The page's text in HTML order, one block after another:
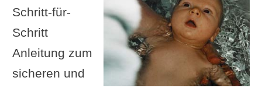
Schritt-für-
Schritt
Anleitung zum
sicheren und